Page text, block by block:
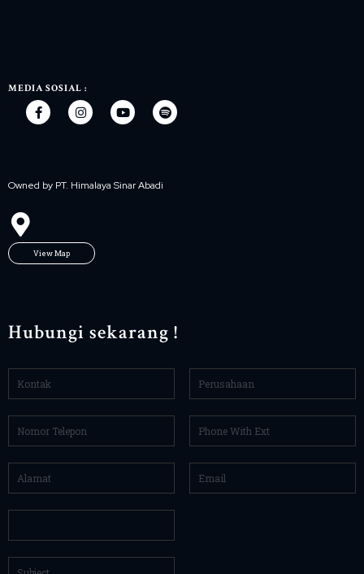
MEDIA SOSIAL :
Owned by PT. Himalaya Sinar Abadi
View Map
Hubungi sekarang !